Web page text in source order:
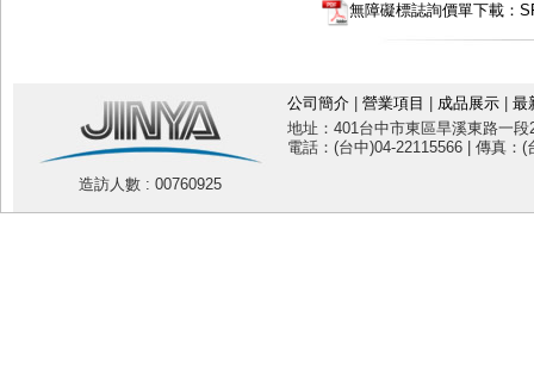
無障礙標誌詢價單下載：
造訪人數 : 00760925
公司簡介 營業項目 成品展示
最
地址：401台中市東區旱溪東路一
電話：(台中)04-22115566 | 傳真：(